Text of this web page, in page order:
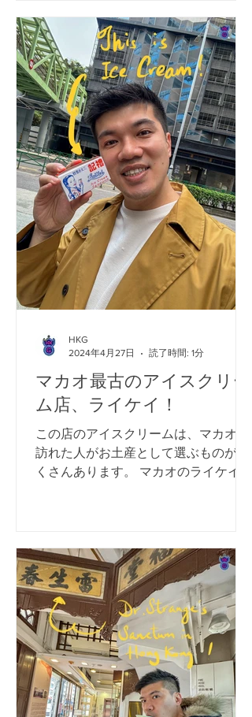
いたゼリーで、子供たちの行儀を良く
するという特別な機能があります。...
マカオ最古のアイスクリー
ム店、ライケイ！
この店のアイスクリームは、マカオを
訪れた人がお土産として選ぶものがた
くさんあります。 マカオのライケイア
れています。1933年に設立され、1960
年代に現在の場所に移転しま...
HKG
2024年4月27日
読了時間: 1分